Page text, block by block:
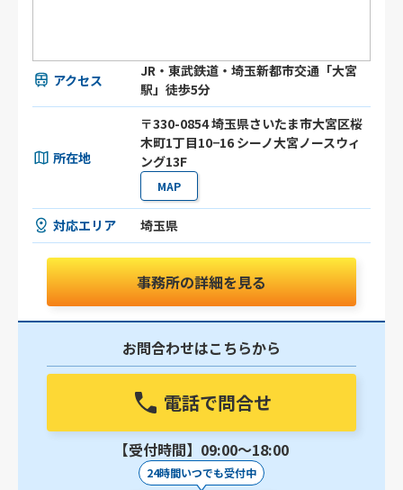
アクセス
JR・東武鉄道・埼玉新都市交通「大宮
駅」徒歩5分
所在地
〒330-0854 埼玉県さいたま市大宮区桜
木町1丁目10−16 シーノ大宮ノースウィ
ング13F
MAP
対応エリア 埼玉県
事務所の詳細を見る
お問合わせはこちらから
電話で問合せ
【受付時間】09:00〜18:00
24時間いつでも受付中